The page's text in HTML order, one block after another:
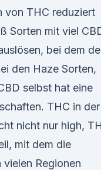
von THC reduziert
Sorten mit viel
bei dem
den Haze Sorten,
selbst hat eine
THC in der
nicht nur high,
mit dem die
Regionen